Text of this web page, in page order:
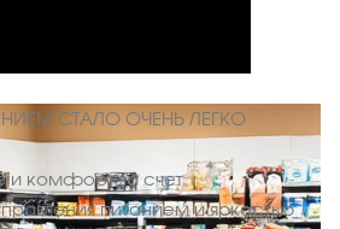
СТАЛО ОЧЕНЬ ЛЕГКО
комфорт за счет
питанием и яркостью